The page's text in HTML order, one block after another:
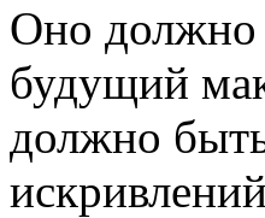
Оно должно
будущий
должно